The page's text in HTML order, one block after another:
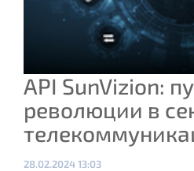
API SunVizion:
революции в
Опубликовано:
28.02.2024 13:03